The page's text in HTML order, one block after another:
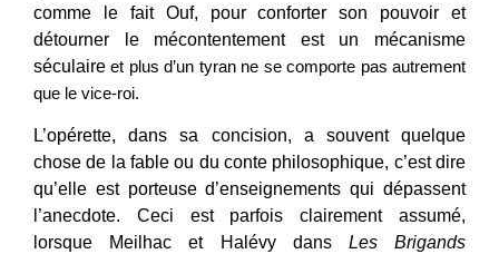
comme le fait Ouf, pour conforter son pouvoir et
détourner le mécontentement est un mécanisme
séculaireet plus d’un tyran ne se comporte pas autrement
que le vice-roi.
L’opérette, dans sa concision, a souvent quelque
chose de la fable ou du conte philosophique, c’est dire
qu’elle est porteuse d’enseignements qui dépassent
l’anecdote. Ceci est parfois clairement assumé,
lorsque Meilhac et Halévy dans Les Brigands